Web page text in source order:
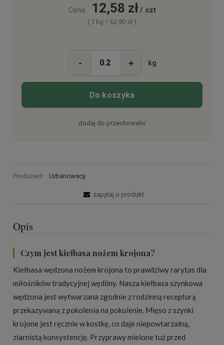
Cena: 12,58 zł/ szt
( 1 kg = 62,90 zł )
- + kg
Do koszyka
dodaj do przechowalni
Producent: Urbanowscy
zapytaj o produkt
Opis
Czym jest kiełbasa nożem krojona?
Kiełbasa wędzona nożem krojona to prawdziwy rarytas dla
miłośników tradycyjnej wędliny. Nasza kiełbasa szynkowa
wędzona jest wytwarzana zgodnie z rodzinną recepturą
przekazywaną z pokolenia na pokolenie. Mięso z szynki
krojone jest ręcznie w kostkę, co daje niepowtarzalną,
ziarnistą konsystencję. Przyprawy mielone tuż przed